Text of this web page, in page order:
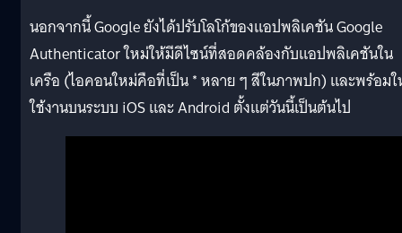
นอกจากนี้ Google ยังได้ปรับโลโก้ของแอปพลิเคชัน Google
Authenticator ใหม่ให้มีดีไซน์ที่สอดคล้องกับแอปพลิเคชันใน
เครือ (ไอคอนใหม่คือที่เป็น * หลาย ๆ สีในภาพปก) และพร้อม
ใช้งานบนระบบ iOS และ Android ตั้งแต่วันนี้เป็นต้นไป